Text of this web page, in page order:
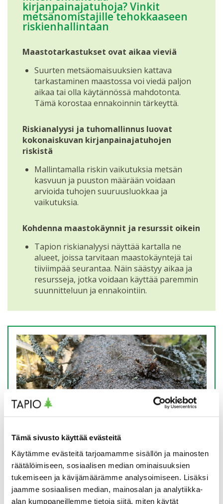
Tämä sivusto käyttää evästeitä
Käytämme evästeitä tarjoamamme sisällön ja mainosten
räätälöimiseen, sosiaalisen median ominaisuuksien
tukemiseen ja kävijämäärämme analysoimiseen. Lisäksi
jaamme sosiaalisen median, mainosalan ja analytiikka-
alan kumppaneillemme tietoja siitä, miten käytät
kirjanpainajatuhoja? Vinkit
metsänomistajille tehokkaaseen
riskienhallintaan
Maastotarkastukset ovat aikaa vieviä
Suurten metsäomaisuuksien kattava
tarkastaminen maastossa voi viedä paljon
aikaa tai olla käytännössä mahdotonta.
Tämä korostaa ennakoinnin tärkeyttä.
Riskianalyysi ja tuhomallinnus luovat
kokonaiskuvan kirjanpainajatuhojen
riskistä
Mallintamalla riskin vaikutuksia metsän
kasvuun ja puuston määrään voidaan
arvioida tuhojen suuruusluokkaa ja
vaikutuksia.
Kohdenna maastokäynnit ja resurssit oikein
Tapion riskianalyysi näyttää kartalla ne
alueet, joissa tarvitaan maastokäyntejä tai
tiiviimpää seurantaa. Näin säästyy aikaa ja
resursseja, jotka voidaan käyttää paremmin
suunnitteluun ja ennakointiin.
kaarnakuoriainen, joka aiheuttaa varttuneiden
kuusten kuolemia. Yleensä se iskeytyy heikentyneisiin
puihin, kuten kuivuuden vaivaamiin pystypuihin ja
tuulenkaatoihin tai avohakkuualueiden reunapuihin.
Keski-Euroopassa ja esimerkiksi Ruotsin eteläosissa on